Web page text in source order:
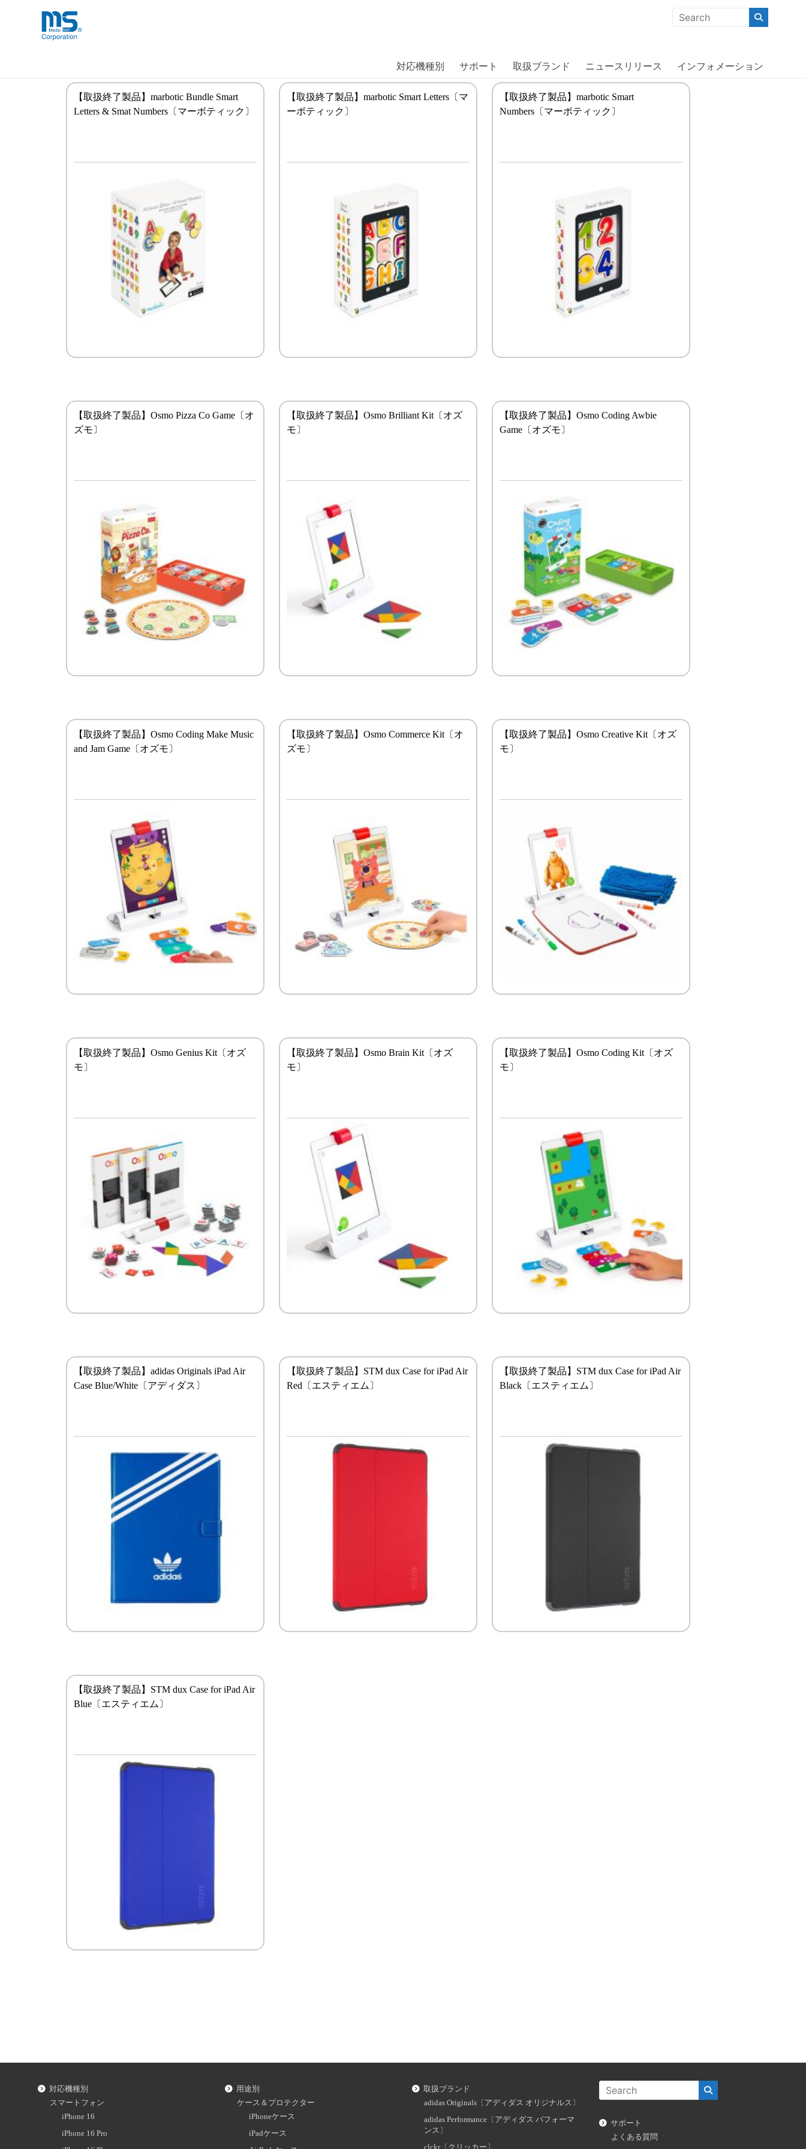
海外事業部が取り揃えている海外輸入商品には、日本では珍しい「海外ブランド」をはじめ「ユニークな商品」「機能的な商品」「コストパフォーマンスの高い商
対応機種別 サポート 取扱ブランド ニュースリリース インフォメーション
【取扱終了製品】marbotic Bundle Smart
Letters & Smat Numbers〔マーボティック〕
【取扱終了製品】marbotic Smart Letters〔マ
ーボティック〕
【取扱終了製品】marbotic Smart
Numbers〔マーボティック〕
【取扱終了製品】Osmo Pizza Co Game〔オ
ズモ〕
【取扱終了製品】Osmo Brilliant Kit〔オズ
モ〕
【取扱終了製品】Osmo Coding Awbie
Game〔オズモ〕
【取扱終了製品】Osmo Coding Make Music
and Jam Game〔オズモ〕
【取扱終了製品】Osmo Commerce Kit〔オ
ズモ〕
【取扱終了製品】Osmo Creative Kit〔オズ
モ〕
【取扱終了製品】Osmo Genius Kit〔オズ
モ〕
【取扱終了製品】Osmo Brain Kit〔オズ
モ〕
【取扱終了製品】Osmo Coding Kit〔オズ
モ〕
【取扱終了製品】adidas Originals iPad Air
Case Blue/White〔アディダス〕
【取扱終了製品】STM dux Case for iPad Air
Red〔エスティエム〕
【取扱終了製品】STM dux Case for iPad Air
Black〔エスティエム〕
【取扱終了製品】STM dux Case for iPad Air
Blue〔エスティエム〕
対応機種別
スマートフォン
iPhone 16
iPhone 16 Pro
用途別
ケース＆プロテクター
iPhoneケース
iPadケース
取扱ブランド
adidas Originals〔アディダス オリジナルス〕
adidas Performance〔アディダス パフォーマ
ンス〕
サポート
よくある質問